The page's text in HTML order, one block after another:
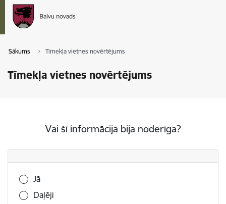
Sākums Tīmekļa vietnes novērtējums
Tīmekļa vietnes novērtējums
Vai šī informācija bija noderīga?
Vai šī informācija bija noderīga?
Jā
Daļēji